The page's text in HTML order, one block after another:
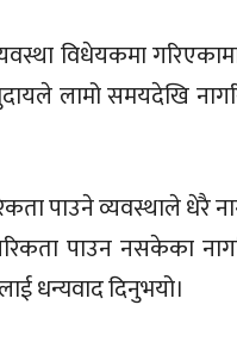
विधेयकमा
लामो समयदेखि
पाउने व्यवस्थाले धेरै
पाउन नसकेका
धन्यवाद दिनुभयो।